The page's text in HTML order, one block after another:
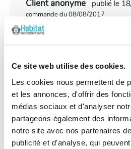
Ce site web utilise des cookies.
Les cookies nous permettent de
et les annonces, d'offrir des
médias sociaux et d'analyser
partageons également des
notre site avec nos partenaires
publicité et d'analyse, qui
Client anonyme publié le
commande du 08/08/2017
Les questions / réponses
Pas encore de questions
Connectez vous pour poser